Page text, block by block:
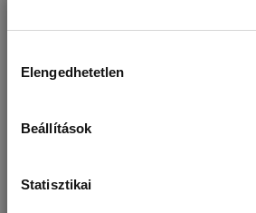
kiválasztása
Elengedhetetlen
Beállítások
Statisztikai
KAPCSOLÓDÓ KATEGÓRIÁK
Úgy látjuk, most jársz